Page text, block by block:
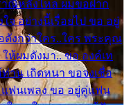
ณีหลั่งไหล ผมขอฝาก
จ อย่างนี้เรื่อยไป ขอ อยู่
ดังกว่าใคร..ใคร พระคุณ
ห้ผมดังมา.. ขอ องค์เท
าน เถิดหนา ขอจงเชื่อ
แฟนเพลง ขอ อยู่คู่แฟน